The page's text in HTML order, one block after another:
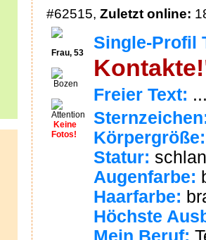
#62515, Zuletzt online:
Frau, 53
Bozen
Keine
Fotos!
Single-Profil
Freier Text:
Körpergröße:
Statur:
Augenfarbe:
Haarfarbe:
Höchste
Mein Beruf: